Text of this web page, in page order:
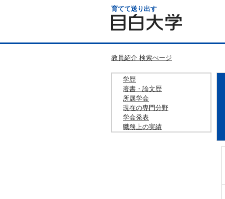
育てて送り出す
教員紹介 検索ぺージ
学歴
著書・論文歴
所属学会
現在の専門分野
学会発表
職務上の実績